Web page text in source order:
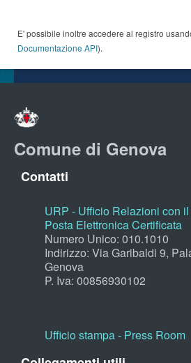
E' possibile inoltre accedere al registro
Documentazione API).
Comune di Genova
Contatti
URP - Ufficio Relazioni con
Posta Elettronica Certificata
Numero Unico: 010.1010
Indirizzo: Via Garibaldi 9,
Genova
P. Iva: 00856930102
Ufficio stampa - Press Room